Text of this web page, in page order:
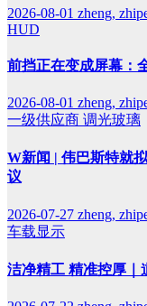
2026-08-01 zheng,
HUD
前挡正在变成屏幕：
2026-08-01 zheng,
一级供应商 调光玻璃
W新闻 | 伟巴斯特就
议
2026-07-27 zheng,
车载显示
洁净精工 精准控厚｜